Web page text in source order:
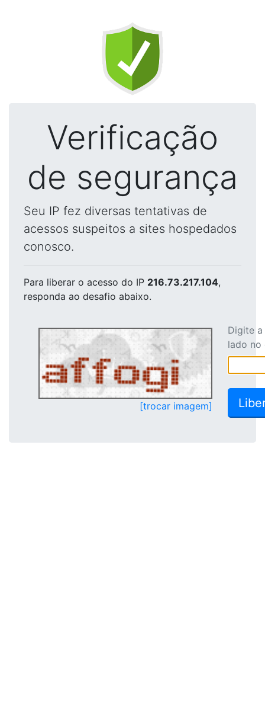
Verificação
de segurança
Seu IP fez diversas tentativas de
acessos suspeitos a sites hospedados
conosco.
Para liberar o acesso do IP 216.73.217.104,
responda ao desafio abaixo.
[trocar imagem]
Digite
lado no